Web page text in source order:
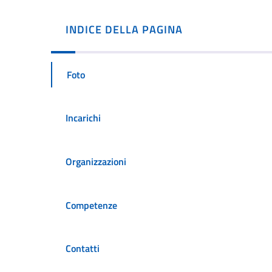
INDICE DELLA PAGINA
Foto
Incarichi
Organizzazioni
Competenze
Contatti